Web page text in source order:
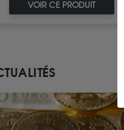
VOIR CE PRODUIT